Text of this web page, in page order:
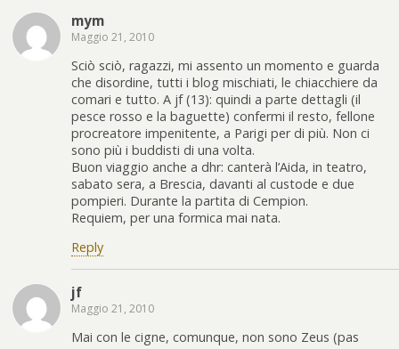
mym
Maggio 21, 2010
Sciò sciò, ragazzi, mi assento un momento e guarda
che disordine, tutti i blog mischiati, le chiacchiere da
comari e tutto. A jf (13): quindi a parte dettagli (il
pesce rosso e la baguette) confermi il resto, fellone
procreatore impenitente, a Parigi per di più. Non ci
sono più i buddisti di una volta.
Buon viaggio anche a dhr: canterà l’Aida, in teatro,
sabato sera, a Brescia, davanti al custode e due
pompieri. Durante la partita di Cempion.
Requiem, per una formica mai nata.
Reply
jf
Maggio 21, 2010
Mai con le cigne, comunque, non sono Zeus (pas